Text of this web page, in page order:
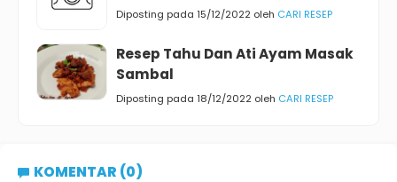
Diposting pada 15/12/2022 oleh CARI RESEP
Resep Tahu Dan Ati Ayam Masak
Sambal
Diposting pada 18/12/2022 oleh CARI RESEP
KOMENTAR (0)